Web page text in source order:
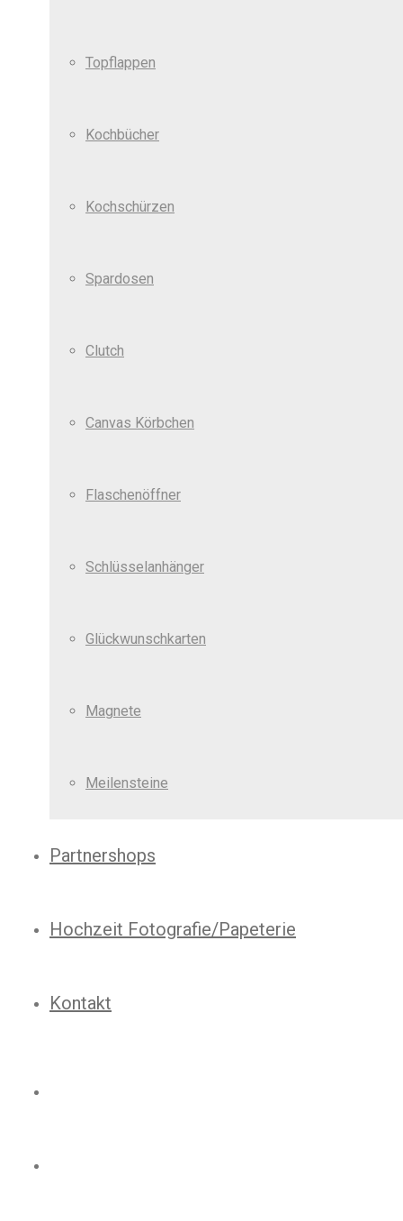
Topflappen
Kochbücher
Kochschürzen
Spardosen
Clutch
Canvas Körbchen
Flaschenöffner
Schlüsselanhänger
Glückwunschkarten
Magnete
Meilensteine
Partnershops
Hochzeit Fotografie/Papeterie
Kontakt